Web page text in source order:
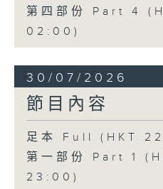
第四部份 Part 4
02:00)
30/07/2026
節目內容
足本 Full (HKT
第一部份 Part 1
23:00)